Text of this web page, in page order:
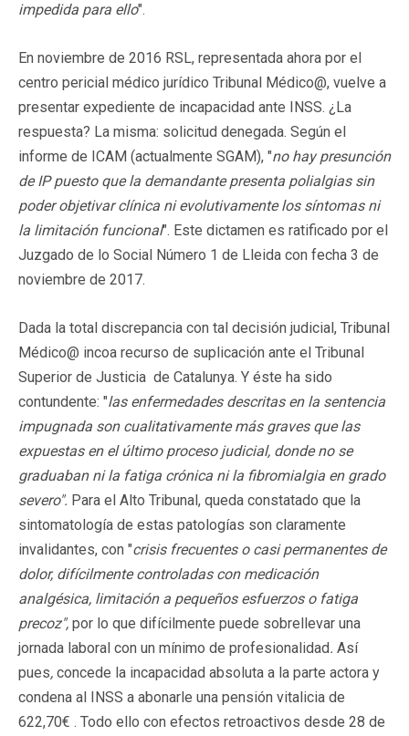
impedida para ello".
En noviembre de 2016 RSL, representada ahora por el
centro pericial médico jurídico Tribunal Médico@, vuelve a
presentar expediente de incapacidad ante INSS. ¿La
respuesta? La misma: solicitud denegada. Según el
informe de ICAM (actualmente SGAM), "no hay presunción
de IP puesto que la demandante presenta polialgias sin
poder objetivar clínica ni evolutivamente los síntomas ni
la limitación funcional". Este dictamen es ratificado por el
Juzgado de lo Social Número 1 de Lleida con fecha 3 de
noviembre de 2017.
Dada la total discrepancia con tal decisión judicial, Tribunal
Médico@ incoa recurso de suplicación ante el Tribunal
Superior de Justicia de Catalunya. Y éste ha sido
contundente: "las enfermedades descritas en la sentencia
impugnada son cualitativamente más graves que las
expuestas en el último proceso judicial, donde no se
graduaban ni la fatiga crónica ni la fibromialgia en grado
severo". Para el Alto Tribunal, queda constatado que la
sintomatología de estas patologías son claramente
invalidantes, con "crisis frecuentes o casi permanentes de
dolor, difícilmente controladas con medicación
analgésica, limitación a pequeños esfuerzos o fatiga
precoz", por lo que difícilmente puede sobrellevar una
jornada laboral con un mínimo de profesionalidad. Así
pues, concede la incapacidad absoluta a la parte actora y
condena al INSS a abonarle una pensión vitalicia de
622,70€ . Todo ello con efectos retroactivos desde 28 de